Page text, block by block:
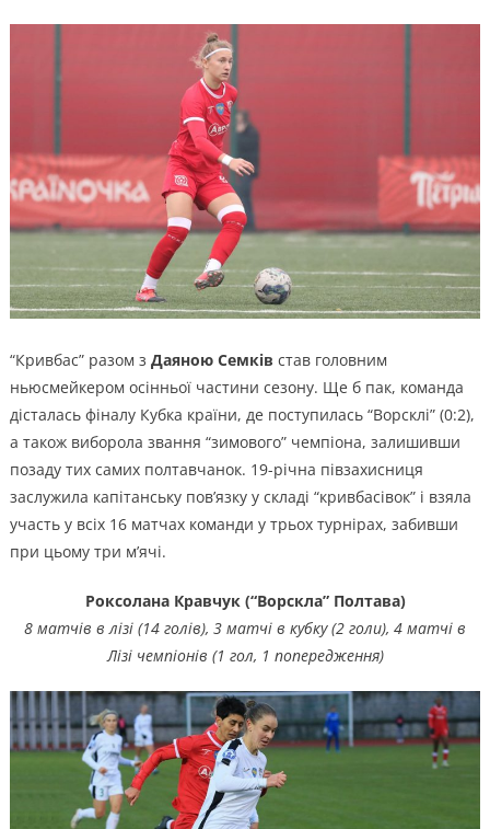
“Кривбас” разом з Даяною Семків став головним
ньюсмейкером осінньої частини сезону. Ще б пак, команда
дісталась фіналу Кубка країни, де поступилась “Ворсклі” (0:2),
а також виборола звання “зимового” чемпіона, залишивши
позаду тих самих полтавчанок. 19-річна півзахисниця
заслужила капітанську пов’язку у складі “кривбасівок” і взяла
участь у всіх 16 матчах команди у трьох турнірах, забивши
при цьому три м’ячі.
Роксолана Кравчук (“Ворскла” Полтава)
8 матчів в лізі (14 голів), 3 матчі в кубку (2 голи), 4 матчі в
Лізі чемпіонів (1 гол, 1 попередження)